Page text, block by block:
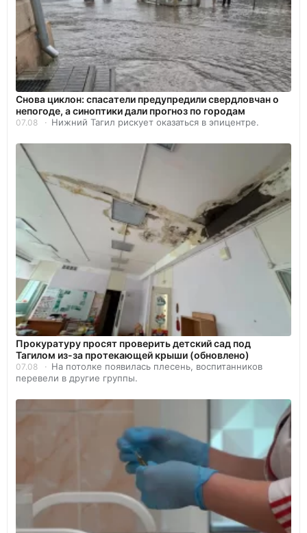
Снова циклон: спасатели предупредили свердловчан о
непогоде, а синоптики дали прогноз по городам
07.08 Нижний Тагил рискует оказаться в эпицентре.
Прокуратуру просят проверить детский сад под
Тагилом из-за протекающей крыши (обновлено)
07.08
На потолке появилась плесень, воспитанников
перевели в другие группы.